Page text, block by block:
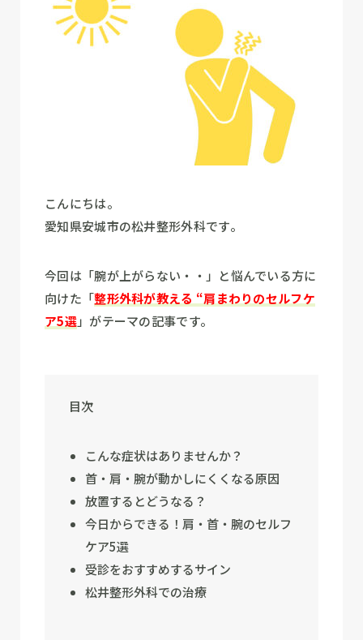
こんにちは。
愛知県安城市の松井整形外科です。
今回は「腕が上がらない・・」と悩んでいる方に
向けた「整形外科が教える “肩まわりのセルフケ
ア5選」がテーマの記事です。
目次
こんな症状はありませんか？
首・肩・腕が動かしにくくなる原因
放置するとどうなる？
今日からできる！肩・首・腕のセルフ
ケア5選
受診をおすすめするサイン
松井整形外科での治療